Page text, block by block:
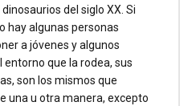
del siglo XX. Si
hay algunas personas
a jóvenes y algunos
que la rodea, sus
son los mismos que
una u otra manera, excepto